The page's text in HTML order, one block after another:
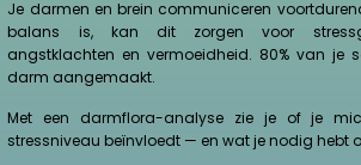
Je darmen en brein communiceren
balans is, kan dit zorgen voor
angstklachten en vermoeidheid. 80% van je
darm aangemaakt.
Met een darmflora-analyse zie je of je
stressniveau beïnvloedt — en wat je nodig hebt